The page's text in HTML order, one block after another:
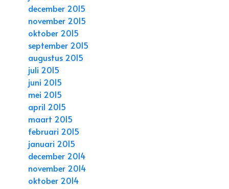
december 2015
november 2015
oktober 2015
september 2015
augustus 2015
juli 2015
juni 2015
mei 2015
april 2015
maart 2015
februari 2015
januari 2015
december 2014
november 2014
oktober 2014